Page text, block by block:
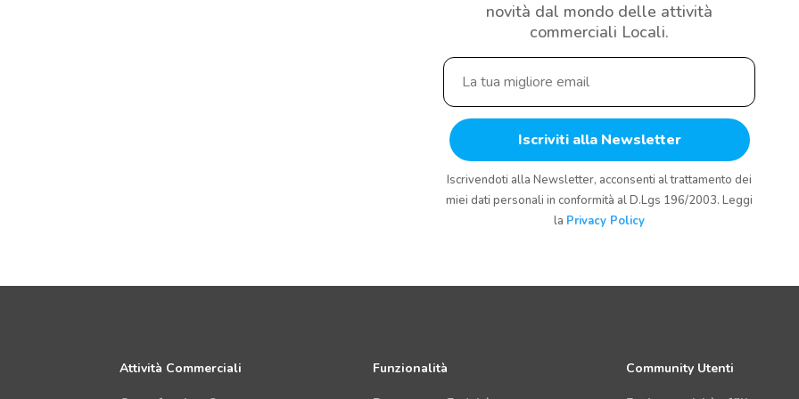
novità dal mondo delle attività
commerciali Locali.
Iscrivendoti alla Newsletter, acconsenti al trattamento dei
miei dati personali in conformità al D.Lgs 196/2003. Leggi
la Privacy Policy
Attività Commerciali Funzionalità Community Utenti